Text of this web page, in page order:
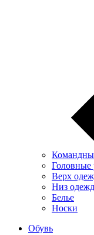
Головные
Верх
Низ
Белье
Носки
Обувь